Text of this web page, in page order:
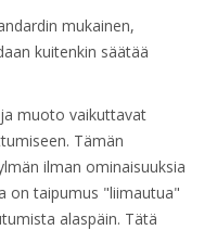
mukainen,
kuitenkin säätää
muoto vaikuttavat
Tämän
ilman ominaisuuksia
on taipumus "liimautua"
alaspäin. Tätä